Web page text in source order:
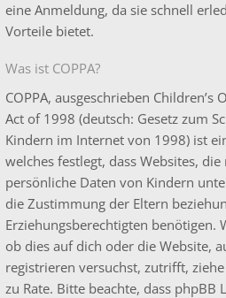
eine Anmeldung, da sie schnell
Vorteile bietet.
Was ist COPPA?
COPPA, ausgeschrieben
Act of 1998 (deutsch: Gesetz zum
Kindern im Internet von 1998) ist
welches festlegt, dass Websites,
persönliche Daten von Kindern
die Zustimmung der Eltern
Erziehungsberechtigten benötigen.
ob dies auf dich oder die Website,
registrieren versuchst, zutrifft,
zu Rate. Bitte beachte, dass phpBB